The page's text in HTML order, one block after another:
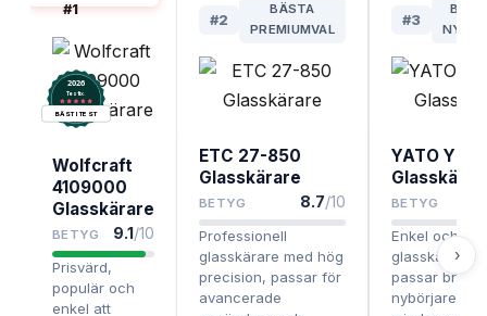
#1
2026
Testix.
BÄST I TEST
Wolfcraft
4109000
Glasskärare
BETYG 9.1/10
Prisvärd,
populär och
enkel att
#2
BÄSTA
PREMIUMVAL
ETC 27-850
Glasskärare
BETYG 8.7/10
Professionell
glasskärare med hög
precision, passar för
avancerade
#3
YATO YT-
BETYG
Enkel och
glasskärare
passar bra
nybörjare och
›